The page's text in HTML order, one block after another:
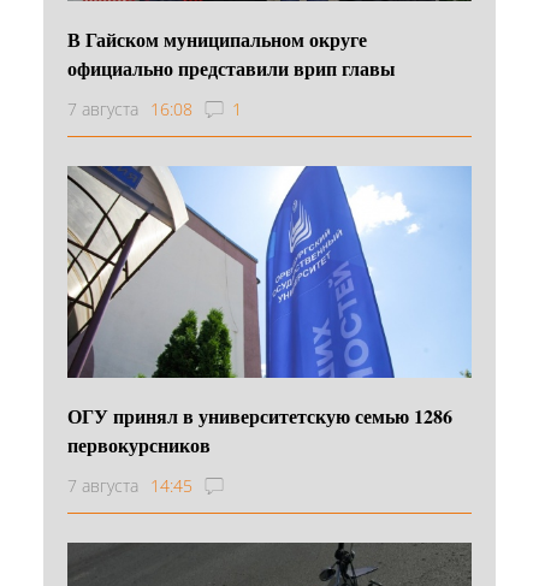
В Гайском муниципальном округе
официально представили врип главы
7 августа 16:08 1
ОГУ принял в университетскую семью 1286
первокурсников
7 августа 14:45